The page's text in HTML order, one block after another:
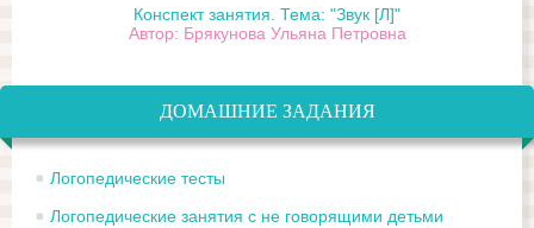
Конспект занятия. Тема: "Звук [Л]"
Автор: Брякунова Ульяна Петровна
ДОМАШНИЕ ЗАДАНИЯ
Логопедические тесты
Логопедические занятия с не говорящими детьми